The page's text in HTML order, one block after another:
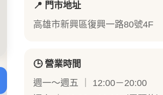
📍 門市地址
高雄市新興區復興一路80號4F
🕒 營業時間
週一～週五 ｜ 12:00－20:00